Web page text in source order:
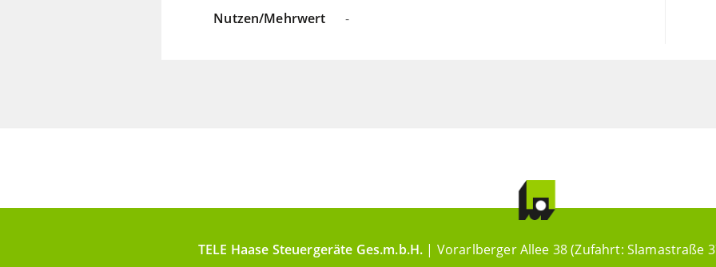
Nutzen/Mehrwert
-
TELE Haase Steuergeräte Ges.m.b.H. | Vorarlberger Allee 38 (Zufahrt: Slamastraße